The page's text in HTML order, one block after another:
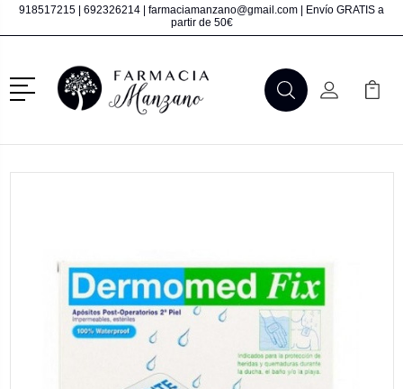
918517215 692326214 farmaciamanzano@gmail.com | Envío GRATIS a
partir de 50€
Menú
BuscarMi Cuenta
Mi